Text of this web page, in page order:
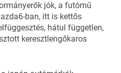
jók, a futómű
ban, itt is kettős
hátul független,
keresztlengőkaros